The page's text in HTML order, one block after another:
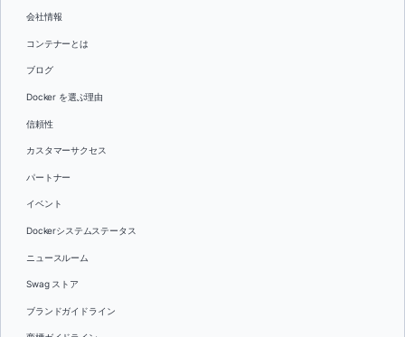
会社情報
コンテナーとは
ブログ
Docker を選ぶ理由
信頼性
カスタマーサクセス
パートナー
イベント
Dockerシステムステータス
ニュースルーム
Swag ストア
ブランドガイドライン